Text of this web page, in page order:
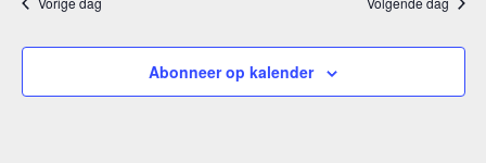
en
datum.
Abonneer op kalender